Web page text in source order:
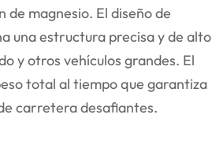
de magnesio. El diseño de
una estructura precisa y de alto
y otros vehículos grandes. El
total al tiempo que garantiza
carretera desafiantes.